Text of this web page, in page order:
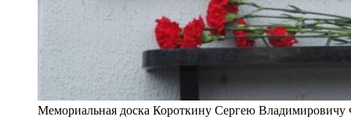
Мемориальная доска Короткину Сергею